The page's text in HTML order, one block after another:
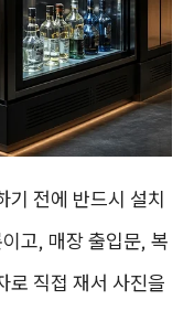
기 전에 반드시 설치
고, 매장 출입문, 복
로 직접 재서 사진을